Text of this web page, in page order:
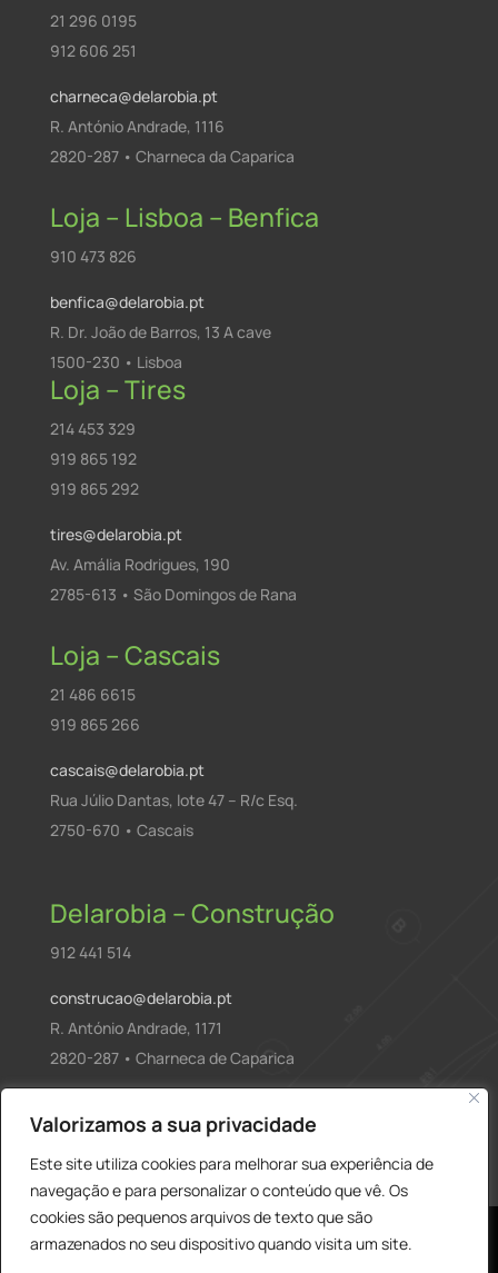
Valorizamos a sua privacidade
Este site utiliza cookies para melhorar sua experiência de
navegação e para personalizar o conteúdo que vê. Os
cookies são pequenos arquivos de texto que são
armazenados no seu dispositivo quando visita um site.
21 296 0195
912 606 251
charneca@delarobia.pt
R. António Andrade, 1116
2820-287 • Charneca da Caparica
Loja – Lisboa – Benfica
910 473 826
benfica@delarobia.pt
R. Dr. João de Barros, 13 A cave
1500-230 • Lisboa
Loja – Tires
214 453 329
919 865 192
919 865 292
tires@delarobia.pt
Av. Amália Rodrigues, 190
2785-613 • São Domingos de Rana
Loja – Cascais
21 486 6615
919 865 266
cascais@delarobia.pt
Rua Júlio Dantas, lote 47 – R/c Esq.
2750-670 • Cascais
Delarobia – Construção
912 441 514
construcao@delarobia.pt
R. António Andrade, 1171
2820-287 • Charneca de Caparica
Products
search